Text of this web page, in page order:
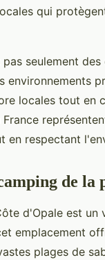
qui
seulement
environnements
locales tout en
en respectant
de la
d'Opale est un
emplacement
plages de